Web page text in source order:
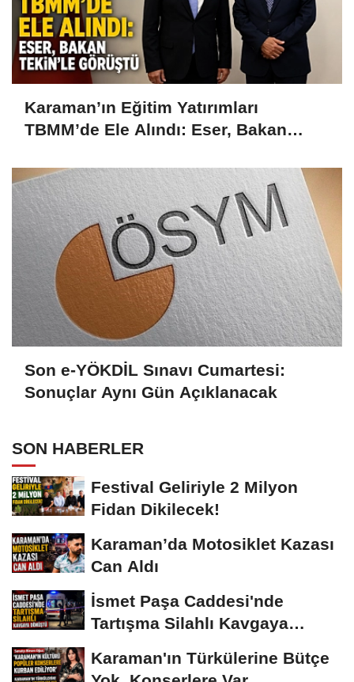
Karaman’ın Eğitim Yatırımları
TBMM’de Ele Alındı: Eser, Bakan
Son e-YÖKDİL Sınavı Cumartesi:
Sonuçlar Aynı Gün Açıklanacak
SON HABERLER
Festival Geliriyle 2 Milyon
Fidan Dikilecek!
Karaman’da Motosiklet Kazası
Can Aldı
İsmet Paşa Caddesi'nde
Tartışma Silahlı Kavgaya
Karaman'ın Türkülerine Bütçe